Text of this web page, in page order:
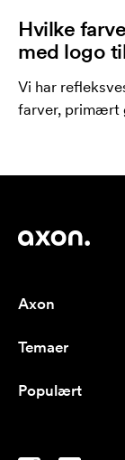
Hvilke
med logo
Vi har
farver, primært
Axon
Om os
Careers
Temaer
Populære
Populært